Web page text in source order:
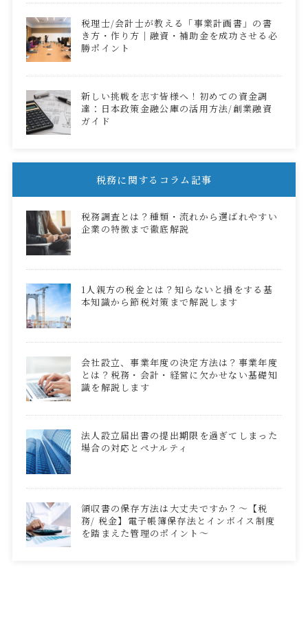
税理士/会計士が教える「事業計画書」の書
き方・作り方｜融資・補助金を成功させる必
勝ポイント
新しい挑戦を志す皆様へ！初めての資金調
達：日本政策金融公庫の活用方法/創業融資
ガイド
税務に関するコラム記事
税務調査とは？種類・流れから選ばれやすい
企業の特徴まで徹底解説
1人親方の税金とは？知らないと損をする基
本知識から節税対策まで解説します
会社設立、事業年度の決定方法は？事業年度
とは？税務・会計・経営に欠かせない基礎知
識を解説します
法人設立届出書の提出期限を過ぎてしまった
場合の対応とペナルティ
領収書の保存方法は大丈夫ですか？～【税
務/ 税金】電子帳簿保存法とインボイス制度
を踏まえた管理のポイント～